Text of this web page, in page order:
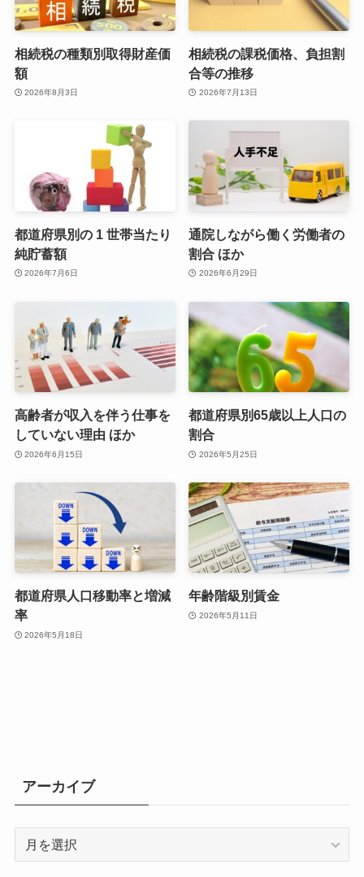
相続税の種類別取得財産価
額
2026年8月3日
相続税の課税価格、負担割
合等の推移
2026年7月13日
都道府県別の 1 世帯当たり
純貯蓄額
2026年7月6日
通院しながら働く労働者の
割合 ほか
2026年6月29日
高齢者が収入を伴う仕事を
していない理由 ほか
2026年6月15日
都道府県別65歳以上人口の
割合
2026年5月25日
都道府県人口移動率と増減
率
2026年5月18日
年齢階級別賃金
2026年5月11日
アーカイブ